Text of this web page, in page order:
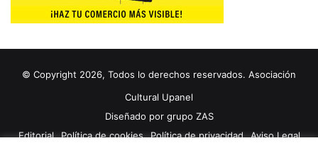
© Copyright 2026, Todos lo derechos reservados. Asociación
Cultural Upanel
Diseñado por grupo ZAS
Editorial
Política de cookies Política de privacidad Aviso Legal